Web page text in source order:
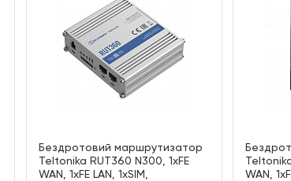
Бездротовий маршрутизатор
Teltonika RUT360 N300, 1xFE
WAN, 1xFE LAN, 1xSIM,
WAN,